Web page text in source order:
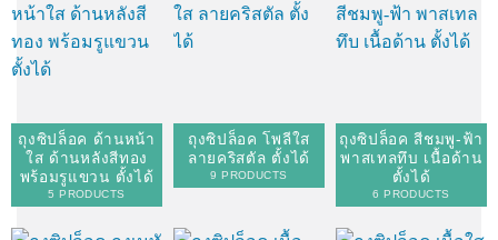
ถุงซิปล็อค ด้านหน้า
ใส ด้านหลังสีทอง
พร้อมรูแขวน ตั้งได้
5 PRODUCTS
ถุงซิปล็อค โพลีใส
ลายคริสตัล ตั้งได้
9 PRODUCTS
ถุงซิปล็อค สีชมพู-ฟ้า
พาสเทลทึบ เนื้อด้าน
ตั้งได้
6 PRODUCTS